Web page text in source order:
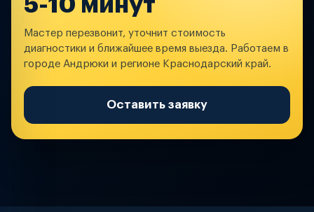
5-10 минут
Мастер перезвонит, уточнит стоимость
диагностики и ближайшее время выезда. Работаем в
городе Андрюки и регионе Краснодарский край.
Оставить заявку